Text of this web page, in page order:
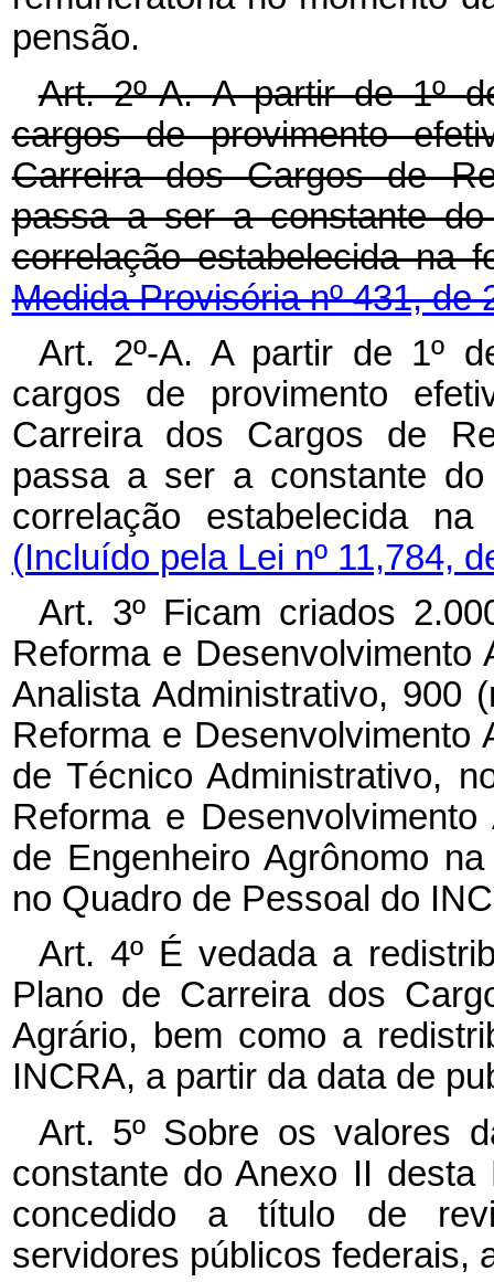
pensão.
Art. 2º-A.A partir de 1º
cargos de provimento
Carreira dos Cargos de
passa a ser a constante
correlação estabelecida na
Medida Provisória nº 431, de
Art. 2º-A. A partir de 1º
cargos de provimento
Carreira dos Cargos de
passa a ser a constante
correlação estabelecida
(Incluído pela Lei nº 11,784,
Art. 3º Ficam criados
Reforma e
Analista Administrativo, 900
Reforma e Desenvolvimento
de Técnico Administrativo,
Reforma e
de Engenheiro Agrônomo
no Quadro de Pessoal do
Art. 4º É vedada a
Plano de Carreira dos
Agrário, bem como a
INCRA, a partir da data de
Art. 5º Sobre os valores
constante do Anexo II
concedido a título de
servidores públicos federais,